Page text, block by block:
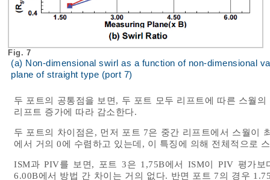
Fig. 7
(a) Non-dimensional swirl as a function of non-dimensional
plane of straight type (port 7)
두 포트의 공통점을 보면, 두 포트 모두 리프트에 따른 스월
리프트 증가에 따라 감소한다.
두 포트의 차이점은, 먼저 포트 7은 중간 리프트에서 스월이
에서 거의 0에 수렴하고 있는데, 이 특징에 의해 전체적으로
ISM과 PIV를 보면, 포트 3은 1,75B에서 ISM이 PIV 평가
6.00B에서 방법 간 차이는 거의 없다. 반면 포트 7의 경우